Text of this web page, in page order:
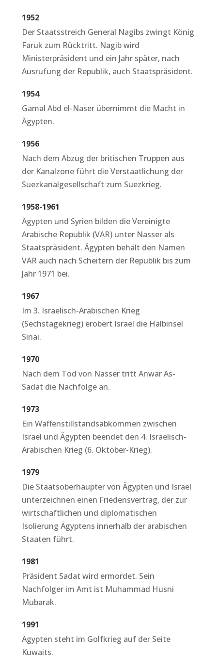
1952
Der Staatsstreich General Nagibs zwingt König
Faruk zum Rücktritt. Nagib wird
Ministerpräsident und ein Jahr später, nach
Ausrufung der Republik, auch Staatspräsident.
1954
Gamal Abd el-Naser übernimmt die Macht in
Ägypten.
1956
Nach dem Abzug der britischen Truppen aus
der Kanalzone führt die Verstaatlichung der
Suezkanalgesellschaft zum Suezkrieg.
1958-1961
Ägypten und Syrien bilden die Vereinigte
Arabische Republik (VAR) unter Nasser als
Staatspräsident. Ägypten behält den Namen
VAR auch nach Scheitern der Republik bis zum
Jahr 1971 bei.
1967
Im 3. Israelisch-Arabischen Krieg
(Sechstagekrieg) erobert Israel die Halbinsel
Sinai.
1970
Nach dem Tod von Nasser tritt Anwar As-
Sadat die Nachfolge an.
1973
Ein Waffenstillstandsabkommen zwischen
Israel und Ägypten beendet den 4. Israelisch-
Arabischen Krieg (6. Oktober-Krieg).
1979
Die Staatsoberhäupter von Ägypten und Israel
unterzeichnen einen Friedensvertrag, der zur
wirtschaftlichen und diplomatischen
Isolierung Ägyptens innerhalb der arabischen
Staaten führt.
1981
Präsident Sadat wird ermordet. Sein
Nachfolger im Amt ist Muhammad Husni
Mubarak.
1991
Ägypten steht im Golfkrieg auf der Seite
Kuwaits.